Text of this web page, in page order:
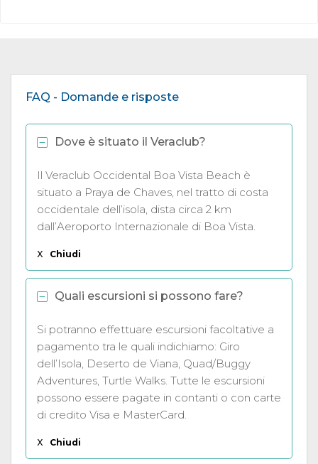
FAQ - Domande e risposte
Dove è situato il Veraclub?
Il Veraclub Occidental Boa Vista Beach è
situato a Praya de Chaves, nel tratto di costa
occidentale dell’isola, dista circa 2 km
dall’Aeroporto Internazionale di Boa Vista.
X Chiudi
Quali escursioni si possono fare?
Si potranno effettuare escursioni facoltative a
pagamento tra le quali indichiamo: Giro
dell’Isola, Deserto de Viana, Quad/Buggy
Adventures, Turtle Walks. Tutte le escursioni
possono essere pagate in contanti o con carte
di credito Visa e MasterCard.
X Chiudi